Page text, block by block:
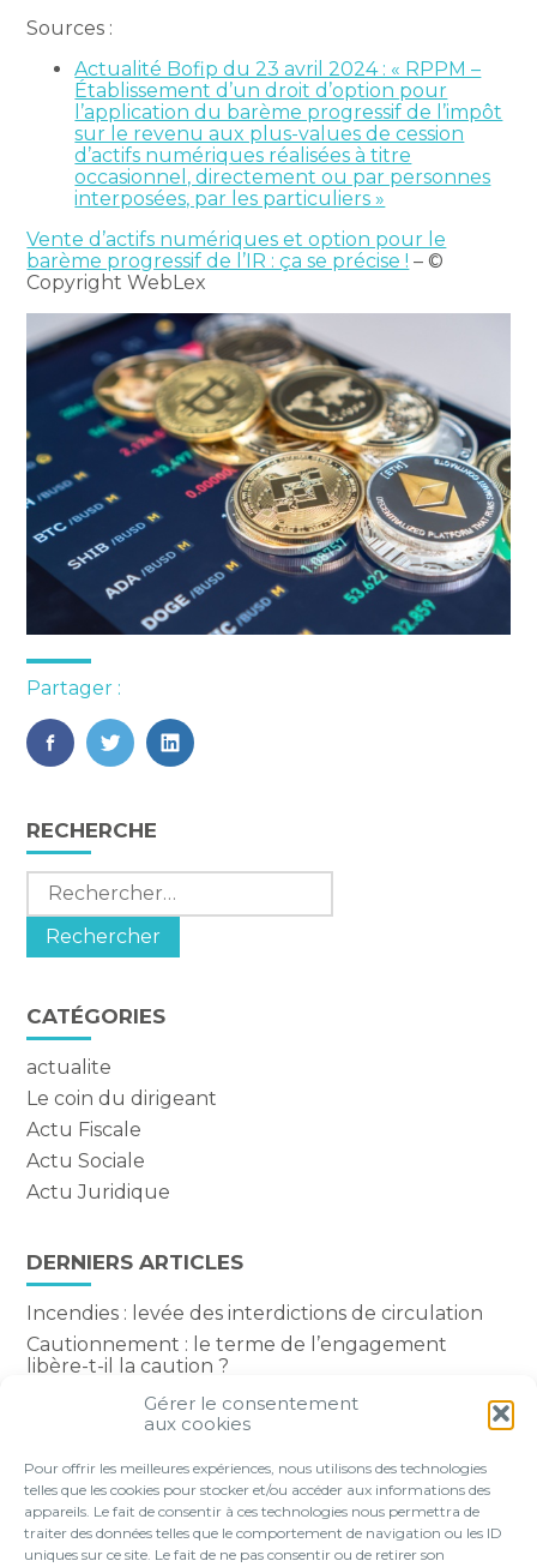
Gérer le consentement
aux cookies
Pour offrir les meilleures expériences, nous utilisons des technologies
telles que les cookies pour stocker et/ou accéder aux informations des
appareils. Le fait de consentir à ces technologies nous permettra de
traiter des données telles que le comportement de navigation ou les ID
uniques sur ce site. Le fait de ne pas consentir ou de retirer son
Sources :
Actualité Bofip du 23 avril 2024 : « RPPM –
Établissement d’un droit d’option pour
l’application du barème progressif de l’impôt
sur le revenu aux plus-values de cession
d’actifs numériques réalisées à titre
occasionnel, directement ou par personnes
interposées, par les particuliers »
Vente d’actifs numériques et option pour le
barème progressif de l’IR : ça se précise ! – ©
Copyright WebLex
Partager :
FaceBook
TwitterLinkedIn
Blog
sidebar
RECHERCHE
Rechercher :
CATÉGORIES
actualite
Le coin du dirigeant
Actu Fiscale
Actu Sociale
Actu Juridique
DERNIERS ARTICLES
Incendies : levée des interdictions de circulation
Cautionnement : le terme de l’engagement
libère-t-il la caution ?
Transport fluvial de marchandises : une aide
financière bienvenue
comptent-elles ?